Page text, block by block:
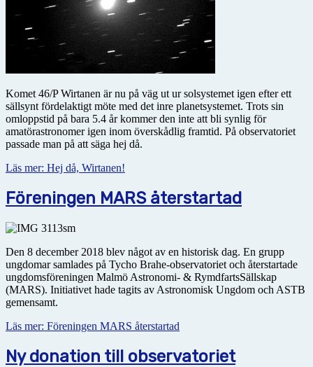
Komet 46/P Wirtanen är nu på väg ut ur solsystemet igen efter ett
sällsynt fördelaktigt möte med det inre planetsystemet. Trots sin
omloppstid på bara 5.4 år kommer den inte att bli synlig för
amatörastronomer igen inom överskådlig framtid. På observatoriet
passade man på att säga hej då.
Läs mer: Hej då, Wirtanen!
Föreningen MARS återstartad
Den 8 december 2018 blev något av en historisk dag. En grupp
ungdomar samlades på Tycho Brahe-observatoriet och återstartade
ungdomsföreningen Malmö Astronomi- & RymdfartsSällskap
(MARS). Initiativet hade tagits av Astronomisk Ungdom och ASTB
gemensamt.
Läs mer: Föreningen MARS återstartad
Ny donation till observatoriet